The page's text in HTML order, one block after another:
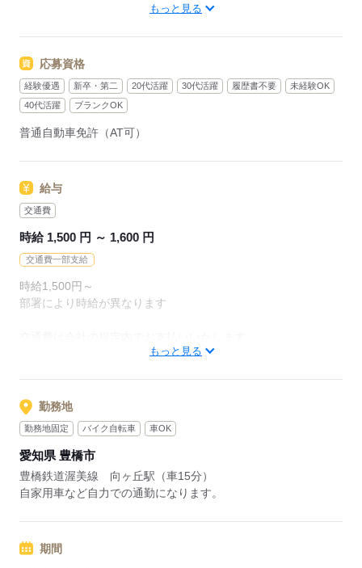
もっと見る
応募資格
経験優遇 新卒・第二 20代活躍 30代活躍 履歴書不要
未経験OK
40代活躍
ブランクOK
普通自動車免許（AT可）
給与
交通費
時給 1,500 円 ～ 1,600 円
交通費一部支給
時給1,500円～
部署により時給が異なります
もっと見る
勤務地
勤務地固定 バイク自転車 車OK
愛知県 豊橋市
豊橋鉄道渥美線 向ヶ丘駅（車15分）
自家用車など自力での通勤になります。
期間